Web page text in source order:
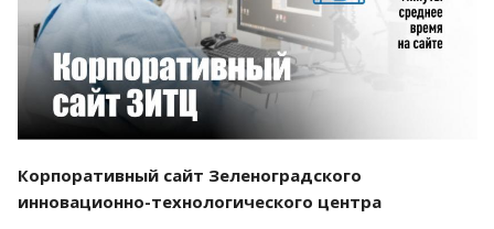
Корпоративный сайт Зеленоградского
инновационно-технологического центра